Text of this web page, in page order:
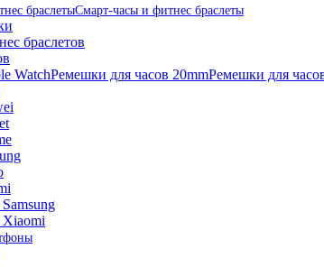
Смарт-часы и фитнес браслеты
браслетов
WatchРемешки для часов 20mmРемешки для
Xiaomi